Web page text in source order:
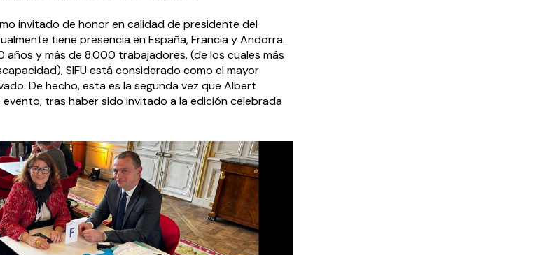
invitado de honor en calidad de presidente del
tiene presencia en España, Francia y Andorra.
y más de 8.000 trabajadores, (de los cuales más
SIFU está considerado como el mayor
De hecho, esta es la segunda vez que Albert
tras haber sido invitado a la edición celebrada